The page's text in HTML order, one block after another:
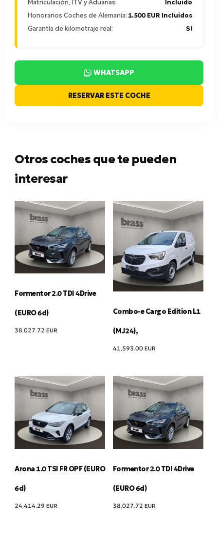
Matriculación, ITV y Aduanas:
Incluido
Honorarios Coches de Alemania: 1.500 EUR Incluidos
Garantía de kilometraje real:
Sí
WHATSAPP
RESERVAR ESTE COCHE
Otros coches que te pueden
interesar
Formentor 2.0 TDI 4Drive
(EURO 6d)
38,027.72 EUR
Combo-e Cargo Edition L1
(MJ24),
41,593.00 EUR
Arona 1.0 TSI FR OPF (EURO
6d)
24,414.29 EUR
Formentor 2.0 TDI 4Drive
(EURO 6d)
38,027.72 EUR